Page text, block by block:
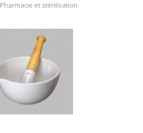
Pharmacie et stérilisation